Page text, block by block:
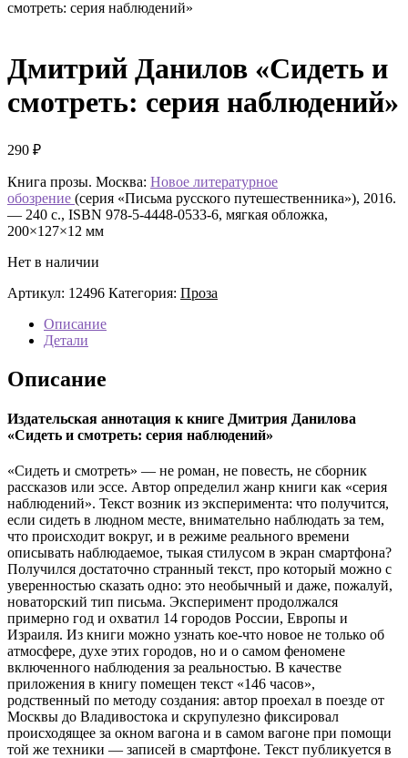
смотреть: серия наблюдений»
Дмитрий Данилов «Сидеть и
смотреть: серия наблюдений»
290 ₽
Книга прозы. Москва: Новое литературное
обозрение (серия «Письма русского путешественника»), 2016.
— 240 с., ISBN 978-5-4448-0533-6, мягкая обложка,
200×127×12 мм
Нет в наличии
Артикул: 12496 Категория: Проза
Описание
Детали
Описание
Издательская аннотация к книге Дмитрия Данилова
«Сидеть и смотреть: серия наблюдений»
«Сидеть и смотреть» — не роман, не повесть, не сборник
рассказов или эссе. Автор определил жанр книги как «серия
наблюдений». Текст возник из эксперимента: что получится,
если сидеть в людном месте, внимательно наблюдать за тем,
что происходит вокруг, и в режиме реального времени
описывать наблюдаемое, тыкая стилусом в экран смартфона?
Получился достаточно странный текст, про который можно с
уверенностью сказать одно: это необычный и даже, пожалуй,
новаторский тип письма. Эксперимент продолжался
примерно год и охватил 14 городов России, Европы и
Израиля. Из книги можно узнать кое-что новое не только об
атмосфере, духе этих городов, но и о самом феномене
включенного наблюдения за реальностью. В качестве
приложения в книгу помещен текст «146 часов»,
родственный по методу создания: автор проехал в поезде от
Москвы до Владивостока и скрупулезно фиксировал
происходящее за окном вагона и в самом вагоне при помощи
той же техники — записей в смартфоне. Текст публикуется в